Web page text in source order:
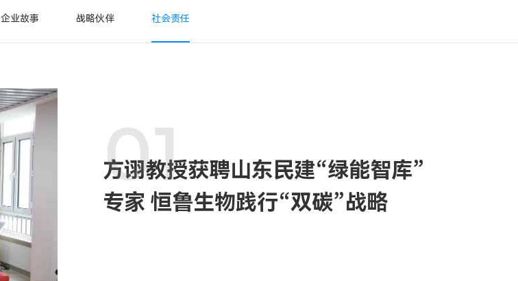
企业故事 战略伙伴 社会责任
01
方诩教授获聘山东民建“绿能智库”
专家 恒鲁生物践行“双碳”战略